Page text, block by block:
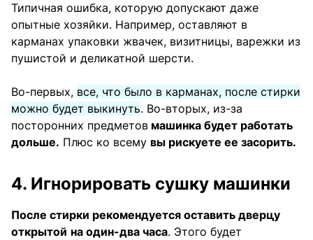
Типичная ошибка, которую допускают даже
опытные хозяйки. Например, оставляют в
карманах упаковки жвачек, визитницы, варежки из
пушистой и деликатной шерсти.
Во-первых, все, что было в карманах, после стирки
можно будет выкинуть. Во-вторых, из-за
посторонних предметов машинка будет работать
дольше. Плюс ко всему вы рискуете ее засорить.
4. Игнорировать сушку машинки
После стирки рекомендуется оставить дверцу
открытой на один-два часа. Этого будет